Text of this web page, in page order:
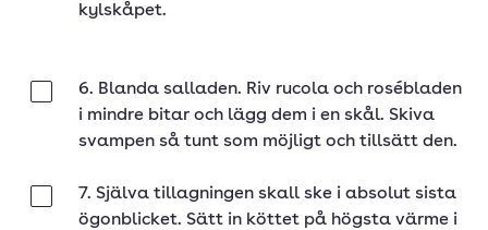
kylskåpet.
6. Blanda salladen. Riv rucola och rosébladen
i mindre bitar och lägg dem i en skål. Skiva
svampen så tunt som möjligt och tillsätt den.
7. Själva tillagningen skall ske i absolut sista
ögonblicket. Sätt in köttet på högsta värme i